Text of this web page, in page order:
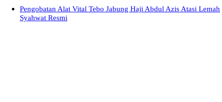
Pengobatan Alat Vital Tebo Jabung Haji Abdul Azis Atasi Lemah
Syahwat Resmi